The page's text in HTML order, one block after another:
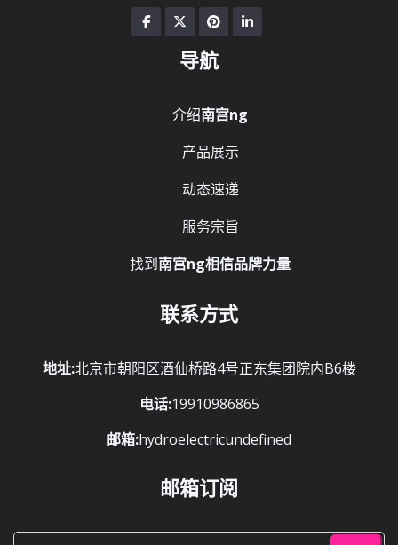
导航
介绍南宫ng
产品展示
动态速递
服务宗旨
找到南宫ng相信品牌力量
联系方式
地址:北京市朝阳区酒仙桥路4号正东集团院内B6楼
电话:19910986865
邮箱:hydroelectricundefined
邮箱订阅